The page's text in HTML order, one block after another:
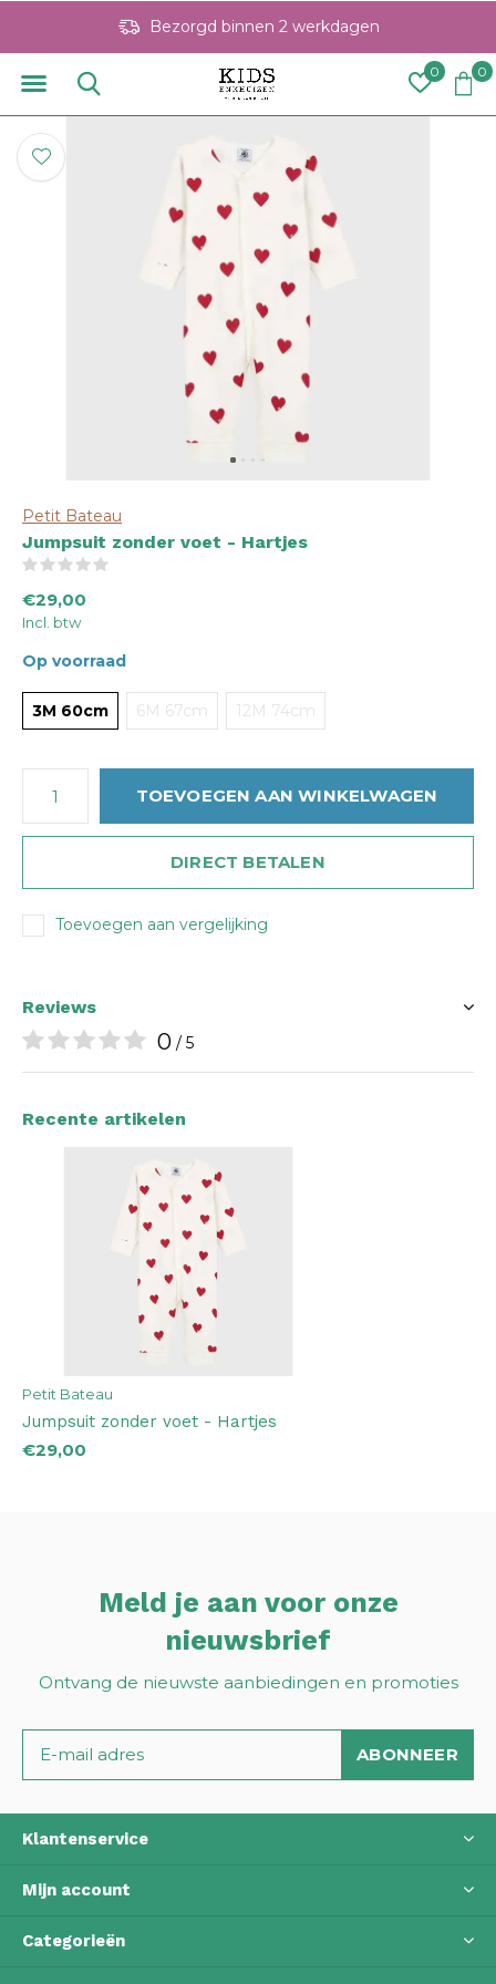
0 0
Bezorgd binnen 2 werkdagen
Petit Bateau
Jumpsuit zonder voet - Hartjes
€29,00
Incl. btw
Op voorraad
3M 60cm 6M 67cm 12M 74cm
TOEVOEGEN AAN WINKELWAGEN
DIRECT BETALEN
Toevoegen aan vergelijking
Reviews
0 / 5
Recente artikelen
Petit Bateau
Jumpsuit zonder voet - Hartjes
€29,00
Meld je aan voor onze
nieuwsbrief
Ontvang de nieuwste aanbiedingen en promoties
ABONNEER
Klantenservice
Mijn account
Categorieën